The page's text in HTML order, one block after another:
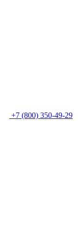
+7 (800) 350-49-29